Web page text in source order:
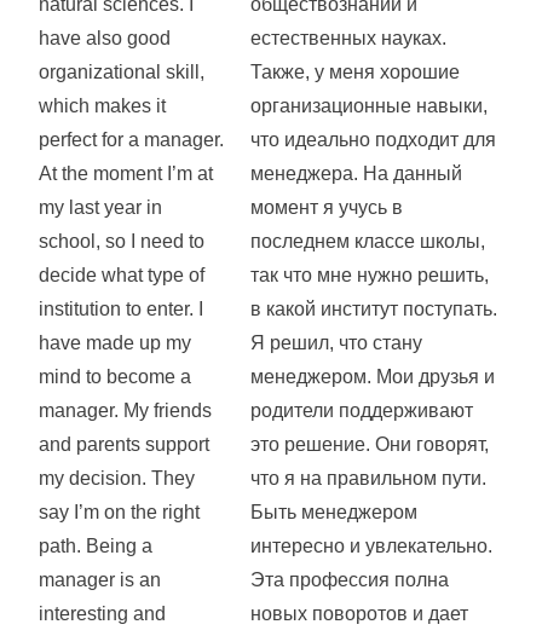
natural sciences. I
have also good
organizational skill,
which makes it
perfect for a manager.
At the moment I’m at
my last year in
school, so I need to
decide what type of
institution to enter. I
have made up my
mind to become a
manager. My friends
and parents support
my decision. They
say I’m on the right
path. Being a
manager is an
interesting and
обществознании и
естественных науках.
Также, у меня хорошие
организационные навыки,
что идеально подходит для
менеджера. На данный
момент я учусь в
последнем классе школы,
так что мне нужно решить,
в какой институт поступать.
Я решил, что стану
менеджером. Мои друзья и
родители поддерживают
это решение. Они говорят,
что я на правильном пути.
Быть менеджером
интересно и увлекательно.
Эта профессия полна
новых поворотов и дает